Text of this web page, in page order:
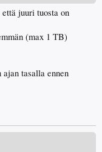
juuri tuosta on
(max 1 TB)
tasalla ennen